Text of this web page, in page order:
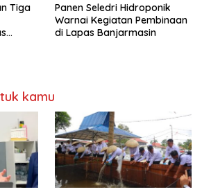
Tiga
Panen Seledri Hidroponik
Warnai Kegiatan Pembinaan
di Lapas Banjarmasin
kamu